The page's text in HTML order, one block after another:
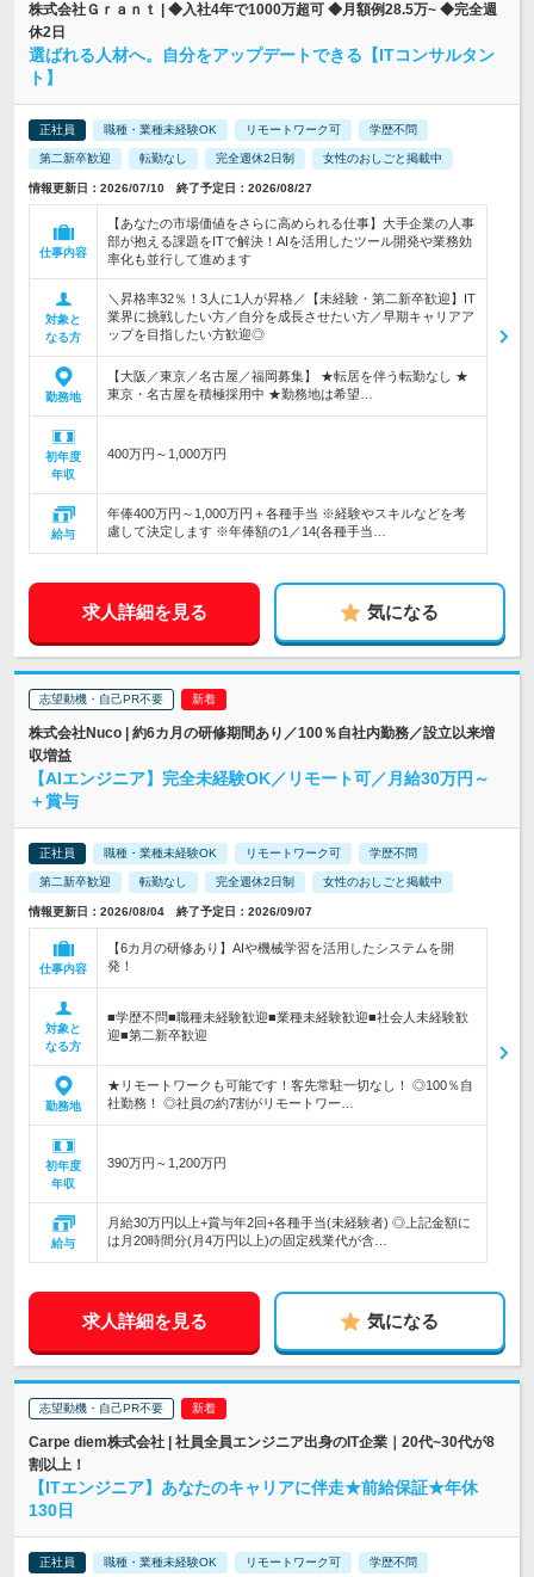
株式会社Ｇｒａｎｔ | ◆入社4年で1000万超可 ◆月額例28.5万~ ◆完全週
休2日
選ばれる人材へ。自分をアップデートできる【ITコンサルタン
ト】
正社員 職種・業種未経験OK リモートワーク可 学歴不問
第二新卒歓迎 転勤なし 完全週休2日制 女性のおしごと掲載中
情報更新日：2026/07/10 終了予定日：2026/08/27
仕事内容
【あなたの市場価値をさらに高められる仕事】大手企業の人事
部が抱える課題をITで解決！AIを活用したツール開発や業務効
率化も並行して進めます
対象と
なる方
＼昇格率32％！3人に1人が昇格／【未経験・第二新卒歓迎】IT
業界に挑戦したい方／自分を成長させたい方／早期キャリアア
ップを目指したい方歓迎◎
勤務地
【大阪／東京／名古屋／福岡募集】 ★転居を伴う転勤なし ★
東京・名古屋を積極採用中 ★勤務地は希望…
初年度
年収
400万円～1,000万円
給与
年俸400万円～1,000万円＋各種手当 ※経験やスキルなどを考
慮して決定します ※年俸額の1／14(各種手当…
求人詳細を見る 気になる
志望動機・自己PR不要
株式会社Nuco | 約6カ月の研修期間あり／100％自社内勤務／設立以来増
収増益
【AIエンジニア】完全未経験OK／リモート可／月給30万円～
＋賞与
正社員 職種・業種未経験OK リモートワーク可 学歴不問
第二新卒歓迎 転勤なし 完全週休2日制 女性のおしごと掲載中
情報更新日：2026/08/04 終了予定日：2026/09/07
仕事内容
【6カ月の研修あり】AIや機械学習を活用したシステムを開
発！
対象と
なる方
■学歴不問■職種未経験歓迎■業種未経験歓迎■社会人未経験歓
迎■第二新卒歓迎
勤務地
★リモートワークも可能です！客先常駐一切なし！ ◎100％自
社勤務！ ◎社員の約7割がリモートワー…
初年度
年収
390万円～1,200万円
給与
月給30万円以上+賞与年2回+各種手当(未経験者) ◎上記金額に
は月20時間分(月4万円以上)の固定残業代が含…
求人詳細を見る 気になる
志望動機・自己PR不要
Carpe diem株式会社 | 社員全員エンジニア出身のIT企業｜20代~30代が8
割以上！
【ITエンジニア】あなたのキャリアに伴走★前給保証★年休
130日
正社員 職種・業種未経験OK リモートワーク可 学歴不問